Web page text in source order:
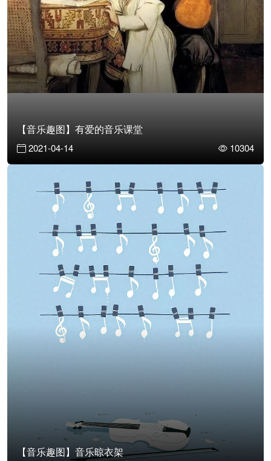
【音乐趣图】有爱的音乐课堂
2021-04-14 10304
【音乐趣图】音乐晾衣架